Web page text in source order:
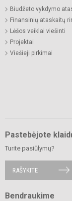
Biudžeto vykdymo
Finansinių ataskaitų
Lėšos veiklai viešinti
Projektai
Viešieji pirkimai
Pastebėjote
Turite pasiūlymų?
RAŠYKITE
Bendraukime